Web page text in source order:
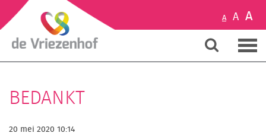
A A A
BEDANKT
20 mei 2020 10:14